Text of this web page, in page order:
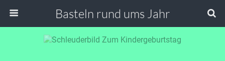
Basteln rund ums Jahr